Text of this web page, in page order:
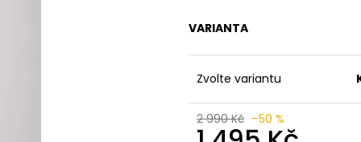
VARIANTA
Zvolte variantu
2 990 Kč –50 %
MONARI